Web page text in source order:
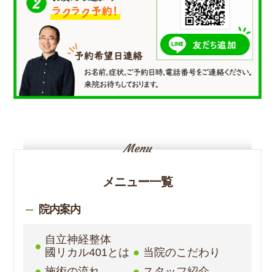
メニュー一覧
院内案内
自立神経整体
國リカル401とは
当院のこだわり